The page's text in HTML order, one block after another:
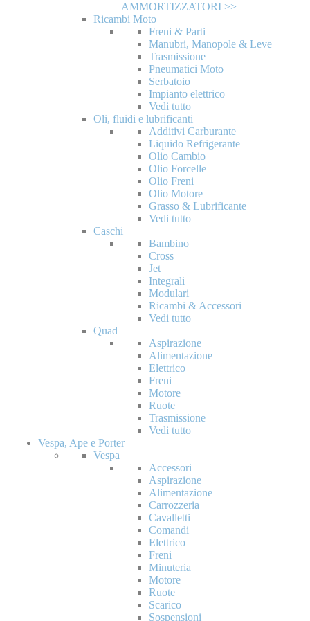
AMMORTIZZATORI >>
Ricambi Moto
Freni & Parti
Manubri, Manopole & Leve
Trasmissione
Pneumatici Moto
Serbatoio
Impianto elettrico
Vedi tutto
Oli, fluidi e lubrificanti
Additivi Carburante
Liquido Refrigerante
Olio Cambio
Olio Forcelle
Olio Freni
Olio Motore
Grasso & Lubrificante
Vedi tutto
Caschi
Bambino
Cross
Jet
Integrali
Modulari
Ricambi & Accessori
Vedi tutto
Quad
Aspirazione
Alimentazione
Elettrico
Freni
Motore
Ruote
Trasmissione
Vedi tutto
Vespa, Ape e Porter
Vespa
Accessori
Aspirazione
Alimentazione
Carrozzeria
Cavalletti
Comandi
Elettrico
Freni
Minuteria
Motore
Ruote
Scarico
Sospensioni